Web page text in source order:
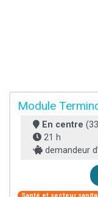
Module
En centre
21 h
demandeur
Santé et secteur